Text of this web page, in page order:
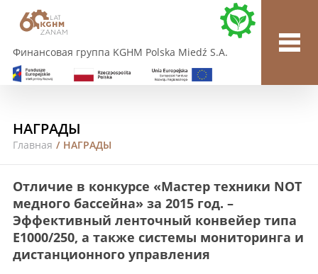
Финансовая группа KGHM Polska Miedź S.A.
НАГРАДЫ
Главная / НАГРАДЫ
Отличие в конкурсе «Мастер техники NOT
медного бассейна» за 2015 год. –
Эффективный ленточный конвейер типа
E1000/250, а также системы мониторинга и
дистанционного управления